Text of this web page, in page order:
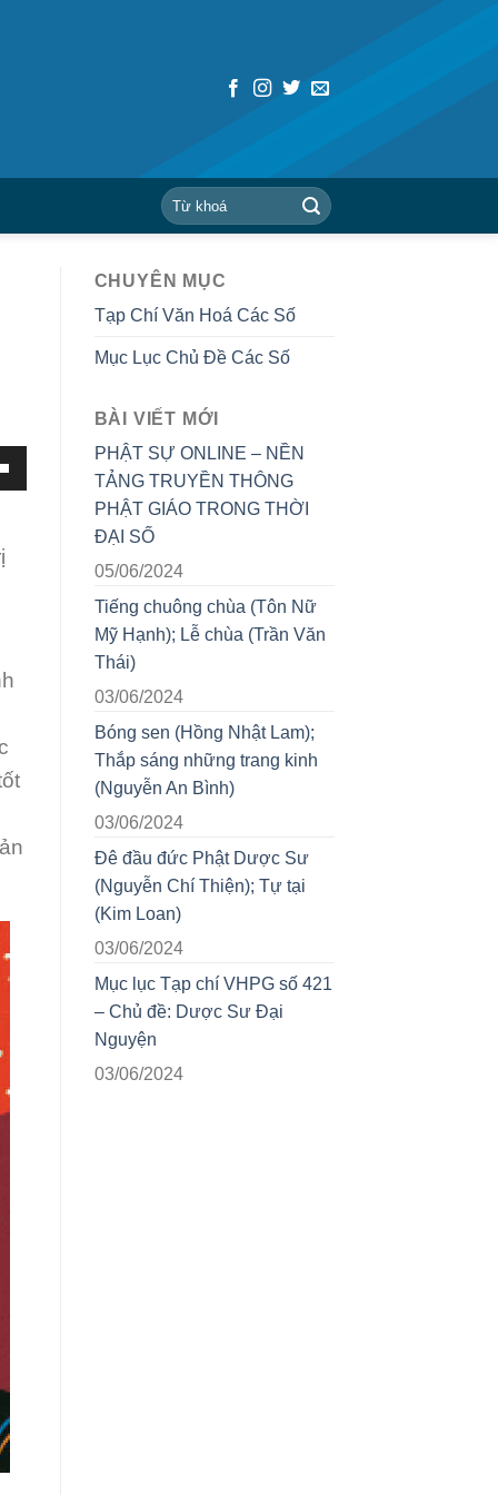
CHUYÊN MỤC
Tạp Chí Văn Hoá Các Số
Mục Lục Chủ Đề Các Số
BÀI VIẾT MỚI
PHẬT SỰ ONLINE – NỀN
TẢNG TRUYỀN THÔNG
PHẬT GIÁO TRONG THỜI
ĐẠI SỐ
05/06/2024
Tiếng chuông chùa (Tôn Nữ
Mỹ Hạnh); Lễ chùa (Trần Văn
Thái)
03/06/2024
Bóng sen (Hồng Nhật Lam);
Thắp sáng những trang kinh
(Nguyễn An Bình)
03/06/2024
Đê đầu đức Phật Dược Sư
(Nguyễn Chí Thiện); Tự tại
(Kim Loan)
03/06/2024
Mục lục Tạp chí VHPG số 421
– Chủ đề: Dược Sư Đại
Nguyện
03/06/2024